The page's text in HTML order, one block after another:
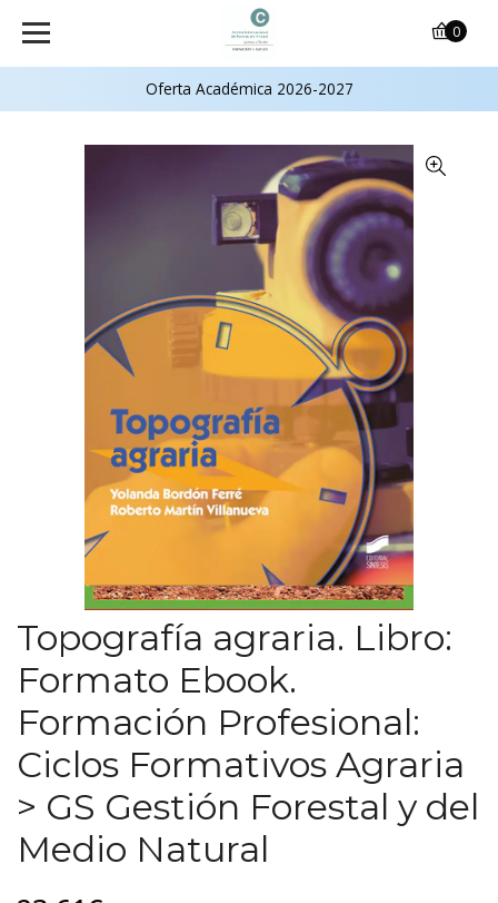
Oferta Académica 2026-2027
0
Topografía agraria. Libro:
Formato Ebook.
Formación Profesional:
Ciclos Formativos Agraria
> GS Gestión Forestal y del
Medio Natural